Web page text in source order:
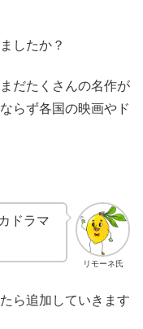
したか？
だたくさんの名作が
らず各国の映画やド
リモーネ氏
ドラマ
ら追加していきます